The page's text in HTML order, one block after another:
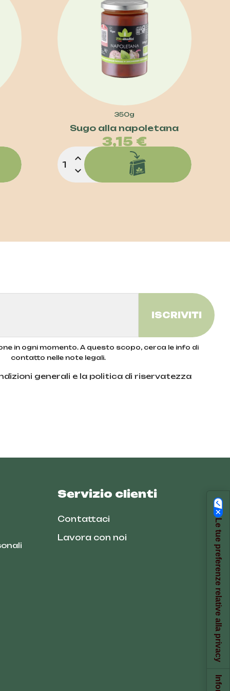
350g
Sugo alla napoletana
Prezzo
3,15 €
expand_less
expand_more
in ogni momento. A questo scopo, cerca le info di
contatto nelle note legali.
generali e la politica di riservatezza
Servizio clienti
Contattaci
Lavora con noi
Le tue preferenze relative alla privacy